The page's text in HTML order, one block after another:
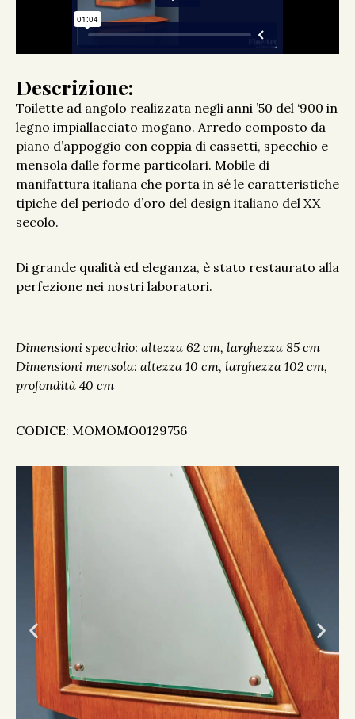
Descrizione:
Toilette ad angolo realizzata negli anni ’50 del ‘900 in
legno impiallacciato mogano. Arredo composto da
piano d’appoggio con coppia di cassetti, specchio e
mensola dalle forme particolari. Mobile di
manifattura italiana che porta in sé le caratteristiche
tipiche del periodo d’oro del design italiano del XX
secolo.
Di grande qualità ed eleganza, è stato restaurato alla
perfezione nei nostri laboratori.
Dimensioni specchio: altezza 62 cm, larghezza 85 cm
Dimensioni mensola: altezza 10 cm, larghezza 102 cm,
profondità 40 cm
CODICE: MOMOMO0129756